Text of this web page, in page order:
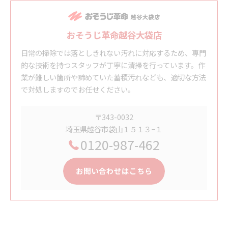
おそうじ革命越谷大袋店
日常の掃除では落としきれない汚れに対応するため、専門
的な技術を持つスタッフが丁寧に清掃を行っています。作
業が難しい箇所や諦めていた蓄積汚れなども、適切な方法
で対処しますのでお任せください。
〒343-0032
埼玉県越谷市袋山１５１３−１
0120-987-462
お問い合わせはこちら